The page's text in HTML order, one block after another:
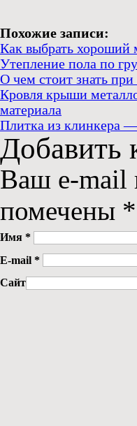
Похожие записи:
Как выбрать хороший
Утепление пола по
О чем стоит знать
Кровля крыши
материала
Плитка из клинкера
Добавить
Ваш e-mail
помечены *
Имя *
E-mail *
Сайт